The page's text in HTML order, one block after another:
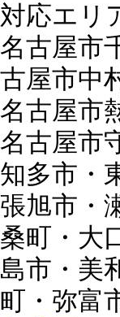
対応エリ
名古屋市
古屋市中
名古屋市
名古屋市
知多市・
張旭市・
桑町・大
島市・美
町・弥富